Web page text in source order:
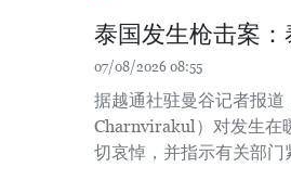
泰国发生枪击案
07/08/2026 08:55
据越通社驻曼谷记者报
Charnvirakul）对发生在
切哀悼，并指示有关部门